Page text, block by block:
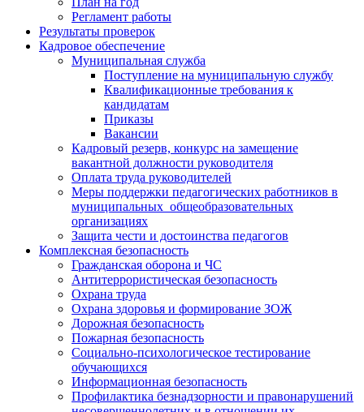
Регламент работы
Результаты проверок
Кадровое обеспечение
Муниципальная служба
Поступление на муниципальную службу
Квалификационные требования к
кандидатам
Приказы
Вакансии
Кадровый резерв, конкурс на замещение
вакантной должности руководителя
Оплата труда руководителей
Меры поддержки педагогических работников в
муниципальных общеобразовательных
организациях
Защита чести и достоинства педагогов
Комплексная безопасность
Гражданская оборона и ЧС
Антитеррористическая безопасность
Охрана труда
Охрана здоровья и формирование ЗОЖ
Дорожная безопасность
Пожарная безопасность
Социально-психологическое тестирование
обучающихся
Информационная безопасность
Профилактика безнадзорности и правонарушений